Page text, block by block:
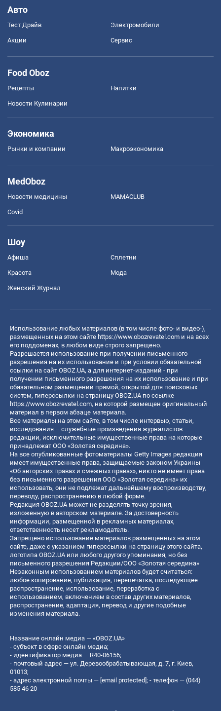
Авто
Тест Драйв Электромобили
Акции Сервис
Food Oboz
Рецепты Напитки
Новости Кулинарии
Экономика
Рынки и компании Mакроэкономика
MedOboz
Новости медицины MAMACLUB
Covid
Шоу
Афиша Сплетни
Красота Мода
Женский Журнал
Использование любых материалов (в том числе фото- и видео-),
размещенных на этом сайте https://www.obozrevatel.com и на всех
его поддоменах, в любом виде строго запрещено.
Разрешается использование при получении письменного
разрешения на их использование и при условии обязательной
ссылки на сайт OBOZ.UA, а для интернет-изданий - при
получении письменного разрешения на их использование и при
обязательном размещении прямой, открытой для поисковых
систем, гиперссылки на страницу OBOZ.UA по ссылке
https://www.obozrevatel.com, на которой размещен оригинальный
материал в первом абзаце материала.
Все материалы на этом сайте, в том числе интервью, статьи,
исследования – служебные произведения журналистов
редакции, исключительные имущественные права на которые
принадлежат ООО «Золотая середина».
На все опубликованные фотоматериалы Getty Images редакция
имеет имущественные права, защищаемые законом Украины
«Об авторских правах и смежных правах», никто не имеет права
без письменного разрешения ООО «Золотая середина» их
использовать, они не подлежат дальнейшему воспроизводству,
переводу, распространению в любой форме.
Редакция OBOZ.UA может не разделять точку зрения,
изложенную в авторском материале. За достоверность
информации, размещенной в рекламных материалах,
ответственность несет рекламодатель.
Запрещено использование материалов размещенных на этом
сайте, даже с указанием гиперссылки на страницу этого сайта,
логотипа OBOZ.UA или любого другого упоминания, но без
письменного разрешения Редакции/ООО «Золотая середина»
Незаконным использованием материалов будет считаться:
любое копирование, публикация, перепечатка, последующее
распространение, использование, переработка с
использованием, включением в состав других материалов,
распространение, адаптация, перевод и другие подобные
изменения материала.
Название онлайн медиа — «OBOZ.UA»
- субъект в сфере онлайн медиа;
- идентификатор медиа — R40-06156;
- почтовый адрес — ул. Деревообрабатывающая, д. 7, г. Киев,
01013;
- адрес электронной почты — [email protected] ; - телефон — (044)
585 46 20